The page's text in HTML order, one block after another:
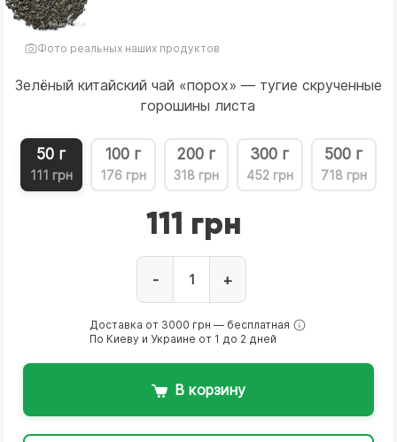
Фото реальных наших продуктов
Зелёный китайский чай «порох» — тугие скрученные
горошины листа
50 г
111 грн
100 г
176 грн
200 г
318 грн
300 г
452 грн
500 г
718 грн
111 грн
- +
Доставка от 3000 грн — бесплатная
По Киеву и Украине от 1 до 2 дней
В корзину